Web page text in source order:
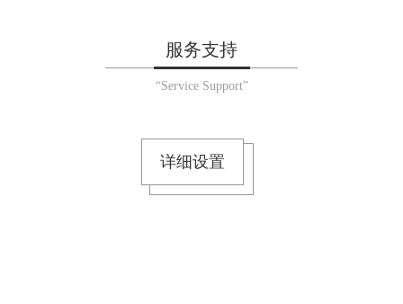
服务支持
“Service Support”
详细设置